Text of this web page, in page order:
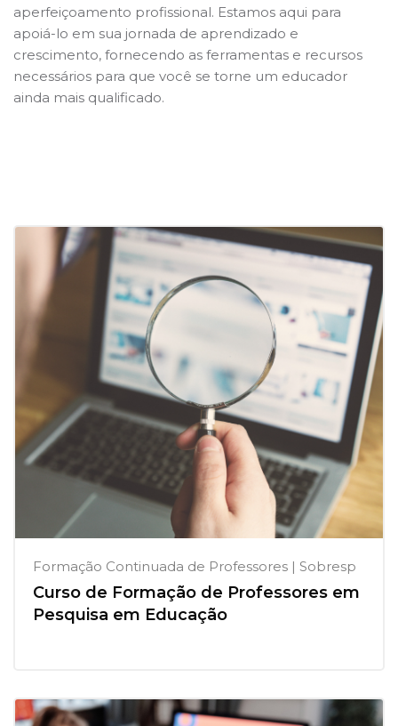
aperfeiçoamento profissional. Estamos aqui para
apoiá-lo em sua jornada de aprendizado e
crescimento, fornecendo as ferramentas e recursos
necessários para que você se torne um educador
ainda mais qualificado.
Formação Continuada de Professores | Sobresp
Curso de Formação de Professores em
Pesquisa em Educação